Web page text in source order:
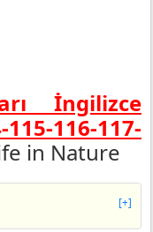
İngilizce
116-117-
in Nature
[+]